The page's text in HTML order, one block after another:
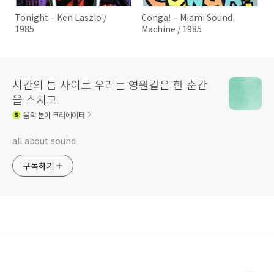
Tonight – Ken Laszlo /
1985
Conga! – Miami Sound
Machine / 1985
시간의 틈 사이로 우리는 영원같은 한 순간
을 스치고
음악분야 크리에이터
all about sound
구독하기